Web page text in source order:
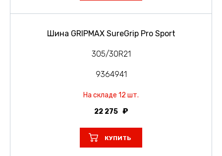
Шина GRIPMAX SureGrip Pro Sport
305/30R21
9364941
На складе 12 шт.
22 275
КУПИТЬ